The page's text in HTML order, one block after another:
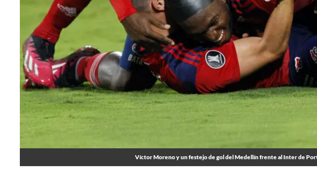
Víctor Moreno y un festejo de gol del Medellín frente al Inter de